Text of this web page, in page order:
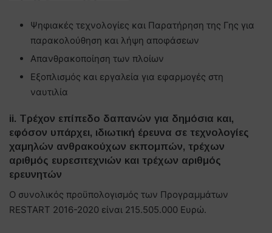
Ψηφιακές τεχνολογίες και Παρατήρηση της Γης για
παρακολούθηση και λήψη αποφάσεων
Απανθρακοποίηση των πλοίων
Εξοπλισμός και εργαλεία για εφαρμογές στη
ναυτιλία
ii. Τρέχον επίπεδο δαπανών για δημόσια και,
εφόσον υπάρχει, ιδιωτική έρευνα σε τεχνολογίες
χαμηλών ανθρακούχων εκπομπών, τρέχων
αριθμός ευρεσιτεχνιών και τρέχων αριθμός
ερευνητών
Ο συνολικός προϋπολογισμός των Προγραμμάτων
RESTART 2016-2020 είναι 215.505.000 Ευρώ.